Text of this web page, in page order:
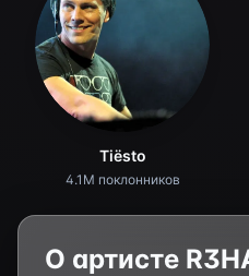
Tiësto
4.1M поклонников
О артисте